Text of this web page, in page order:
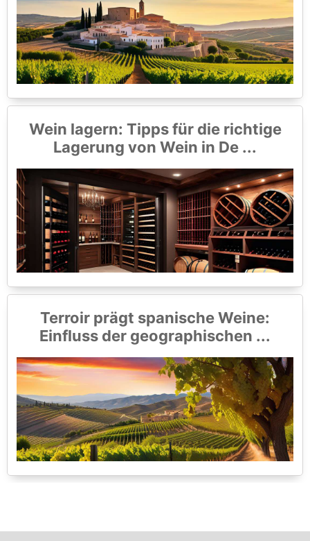
Wein lagern: Tipps für die richtige
Lagerung von Wein in De ...
Terroir prägt spanische Weine:
Einfluss der geographischen ...